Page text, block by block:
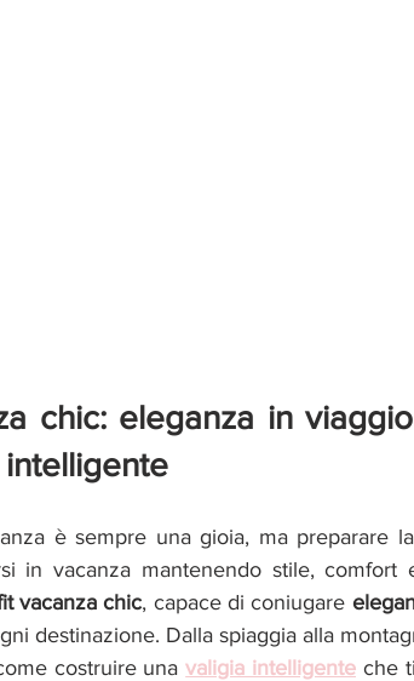
chic: eleganza in
intelligente
è sempre una gioia, ma preparare
in vacanza mantenendo stile, comfort
vacanza chic, capace di coniugare
destinazione. Dalla spiaggia alla
costruire una valigia intelligente che